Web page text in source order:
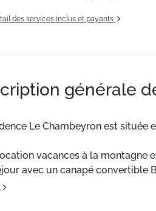
des services inclus et payants
générale
Le Chambeyron est située
vacances à la montagne
avec un canapé convertible